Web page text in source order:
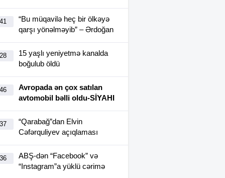
“Bu müqavilə heç bir ölkəyə
qarşı yönəlməyib” – Ərdoğan
15 yaşlı yeniyetmə kanalda
boğulub öldü
Avropada ən çox satılan
avtomobil bəlli oldu-SİYAHI
“Qarabağ”dan Elvin
Cəfərquliyev açıqlaması
ABŞ-dən “Facebook” və
“Instagram”a yüklü cərimə